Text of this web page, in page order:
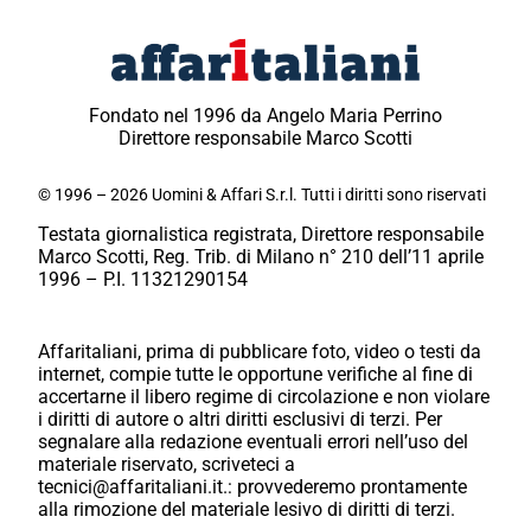
Fondato nel 1996 da Angelo Maria Perrino
Direttore responsabile Marco Scotti
© 1996 – 2026 Uomini & Affari S.r.l. Tutti i diritti sono riservati
Testata giornalistica registrata, Direttore responsabile
Marco Scotti, Reg. Trib. di Milano n° 210 dell’11 aprile
1996 – P.I. 11321290154
Affaritaliani, prima di pubblicare foto, video o testi da
internet, compie tutte le opportune verifiche al fine di
accertarne il libero regime di circolazione e non violare
i diritti di autore o altri diritti esclusivi di terzi. Per
segnalare alla redazione eventuali errori nell’uso del
materiale riservato, scriveteci a
tecnici@affaritaliani.it.: provvederemo prontamente
alla rimozione del materiale lesivo di diritti di terzi.